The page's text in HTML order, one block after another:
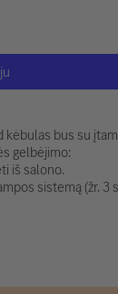
kėbulas bus su
gelbėjimo:
iš salono.
sistemą (žr. 3